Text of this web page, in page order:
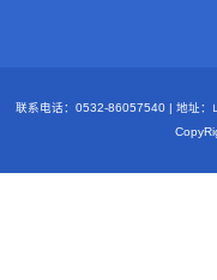
联系电话：0532-86057540 | 地址：